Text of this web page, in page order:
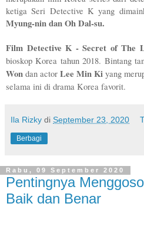
ketiga Seri Detective K yang
Myung-nin dan Oh Dal-su.
Film Detective K - Secret of The
bioskop Korea tahun 2018. Bintang
Won dan actor Lee Min Ki yang
selama ini di drama Korea favorit.
Ila Rizky di September 23, 2020
Berbagi
Rabu, 09 September 2020
Pentingnya
Baik dan Benar